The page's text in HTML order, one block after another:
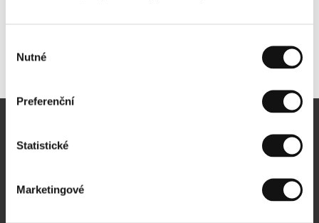
souhlasu
Nutné
Preferenční
Statistické
Marketingové